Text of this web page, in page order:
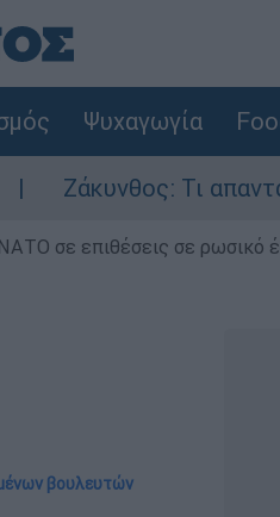
Ψυχαγωγία
Τι απαντά η ΕΛΑΣ
σε επιθέσεις σε ρωσικό
βουλευτών